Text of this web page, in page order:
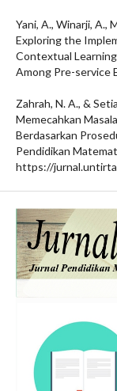
Yani, A., Winarji, A.,
Exploring the
Contextual
Among Pre-service
Zahrah, N. A., &
Memecahkan
Berdasarkan
Pendidikan
https://